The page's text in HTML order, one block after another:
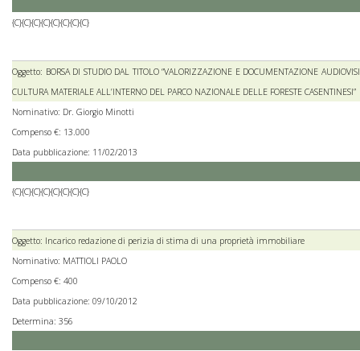
{C}{C}{C}{C}{C}{C}{C}{C}
Oggetto: BORSA DI STUDIO DAL TITOLO “VALORIZZAZIONE E DOCUMENTAZIONE
CULTURA MATERIALE ALL’INTERNO DEL PARCO NAZIONALE DELLE FORESTE CASENTINESI”
Nominativo: Dr. Giorgio Minotti
Compenso €: 13.000
Data pubblicazione: 11/02/2013
{C}{C}{C}{C}{C}{C}{C}{C}
Oggetto: Incarico redazione di perizia di stima di una proprietà immobiliare
Nominativo: MATTIOLI PAOLO
Compenso €: 400
Data pubblicazione: 09/10/2012
Determina: 356